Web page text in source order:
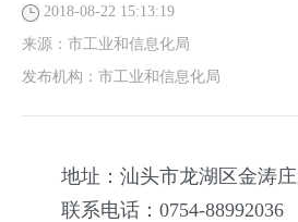
2018-08-22 15:13:19
来源： 市工业和信息化局
发布机构： 市工业和信息化局
地址：汕头市龙湖区金涛庄
联系电话：0754-88992036